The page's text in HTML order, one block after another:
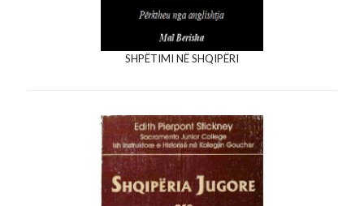
SHPËTIMI NË SHQIPËRI